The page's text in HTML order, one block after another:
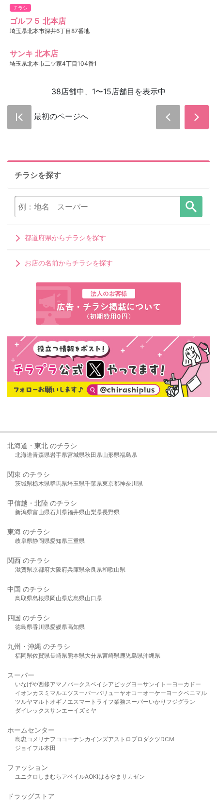
チラシ
ゴルフ５ 北本店
埼玉県北本市深井6丁目87番地
サンキ 北本店
埼玉県北本市二ツ家4丁目104番1
38店舗中、1〜15店舗目を表示中
最初のページへ
チラシを探す
都道府県からチラシを探す
お店の名前からチラシを探す
北海道・東北 のチラシ
北海道青森県岩手県宮城県秋田県山形県福島県
関東 のチラシ
茨城県栃木県群馬県埼玉県千葉県東京都神奈川県
甲信越・北陸 のチラシ
新潟県富山県石川県福井県山梨県長野県
東海 のチラシ
岐阜県静岡県愛知県三重県
関西 のチラシ
滋賀県京都府大阪府兵庫県奈良県和歌山県
中国 のチラシ
鳥取県島根県岡山県広島県山口県
四国 のチラシ
徳島県香川県愛媛県高知県
九州・沖縄 のチラシ
福岡県佐賀県長崎県熊本県大分県宮崎県鹿児島県沖縄県
スーパー
いなげや西條アマノパークスベイシア ビッグヨーサンイトーヨーカドー
イオンカスミ マルエツスーパーバリューヤオコーオーケー ヨークベニマル
ツルヤマルト オギノ エスマート ライフ業務スーパーいかり フジグラン
ダイレックスサンエーイズミヤ
ホームセンター
島忠 コメリ ナフコ コーナンカインズアストロプロダクツDCM
ジョイフル本田
ファッション
ユニクロ しまむら アベイルAOKIはるやま サカゼン
ドラッグストア